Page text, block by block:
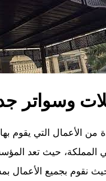
وسواتر
من الأعمال التي يقوم
المملكة، حيث تعد
نقوم بجميع الأعمال